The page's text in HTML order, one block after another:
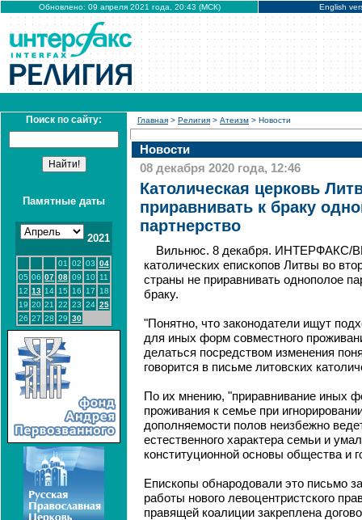
Обновлено: 09 апреля 2021 года, 20:43 (МСК) English
Поиск по сайту:
Памятные даты
2021
01 02 03 04
05 06 07 08 09 10
11
12 13 14 15 16 17
18
19 20 21 22 23 24 25
26 27 28 29 30
Главная > Религия > Атеизм > Новости
Новости
08 декабря 2020 года, 12:46
Католическая церковь
приравнивать к браку
партнерство
Вильнюс. 8 декабря. ИНТЕРФАКС/
католических епископов Литвы во
страны не приравнивать однополое
браку.
"Понятно, что законодатели ищут
для иных форм совместного
делаться посредством изменения
говорится в письме литовских
По их мнению, "приравнивание иных
проживания к семье при
дополняемости полов неизбежно
естественного характера семьи и
конституционной основы общества и
Епископы обнародовали это письмо
работы нового левоцентристского
правящей коалиции закреплена